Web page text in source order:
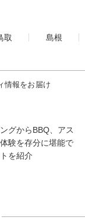
取 島根
情報をお届け
グからBBQ、アス
験を存分に堪能で
を紹介